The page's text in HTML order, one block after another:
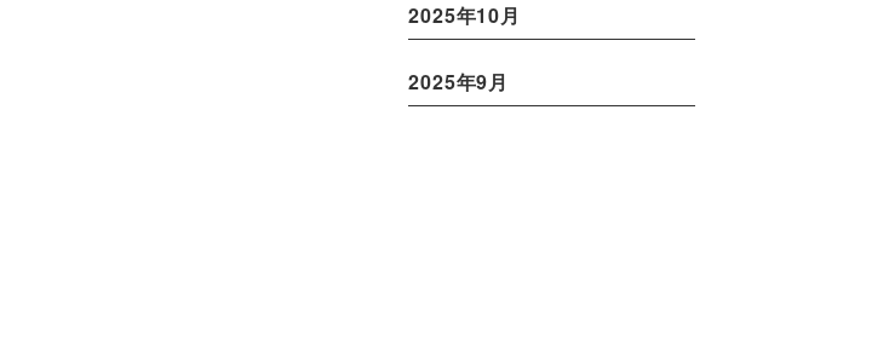
2025年10月
2025年9月